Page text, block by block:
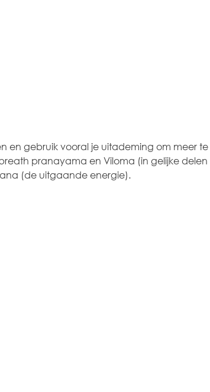
en gebruik vooral je uitademing om meer
pranayama en Viloma (in gelijke
(de uitgaande energie).